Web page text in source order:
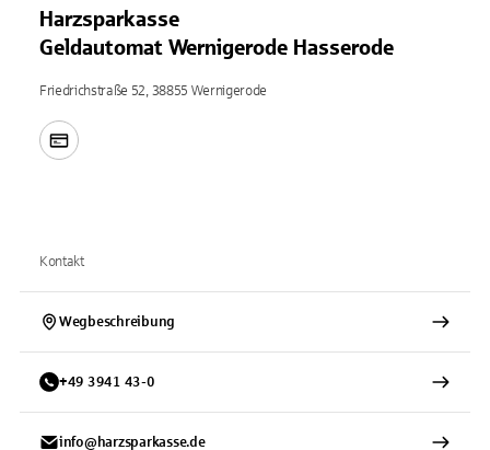
Harzsparkasse
Geldautomat Wernigerode Hasserode
Friedrichstraße 52, 38855 Wernigerode
Kontakt
Wegbeschreibung
+49 3941 43-0
info@harzsparkasse.de